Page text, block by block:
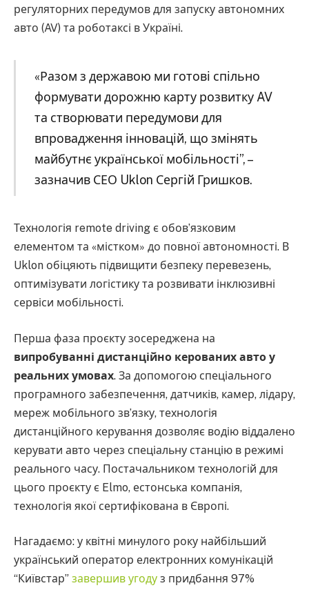
регуляторних передумов для запуску автономних
авто (AV) та роботаксі в Україні.
«Разом з державою ми готові спільно
формувати дорожню карту розвитку AV
та створювати передумови для
впровадження інновацій, що змінять
майбутнє української мобільності”, –
зазначив СЕО Uklon Сергій Гришков.
Технологія remote driving є обовʼязковим
елементом та «містком» до повної автономності. В
Uklon обіцяють підвищити безпеку перевезень,
оптимізувати логістику та розвивати інклюзивні
сервіси мобільності.
Перша фаза проєкту зосереджена на
випробуванні дистанційно керованих авто у
реальних умовах. За допомогою спеціального
програмного забезпечення, датчиків, камер, лідару,
мереж мобільного зв’язку, технологія
дистанційного керування дозволяє водію віддалено
керувати авто через спеціальну станцію в режимі
реального часу. Постачальником технологій для
цього проєкту є Elmo, естонська компанія,
технологія якої сертифікована в Європі.
Нагадаємо: у квітні минулого року найбільший
український оператор електронних комунікацій
“Київстар” завершив угоду з придбання 97%